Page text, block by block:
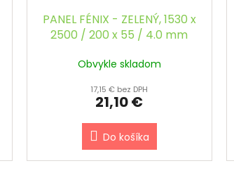
PANEL FÉNIX - ZELENÝ, 1530 x
2500 / 200 x 55 / 4.0 mm
Obvykle skladom
17,15 € bez DPH
21,10 €
Do košíka